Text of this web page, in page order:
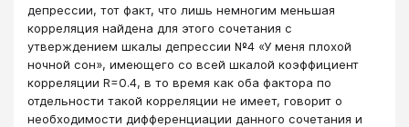
депрессии, тот факт, что лишь немногим меньшая
корреляция найдена для этого сочетания с
утверждением шкалы депрессии №4 «У меня плохой
ночной сон», имеющего со всей шкалой коэффициент
корреляции R=0.4, в то время как оба фактора по
отдельности такой корреляции не имеет, говорит о
необходимости дифференциации данного сочетания и